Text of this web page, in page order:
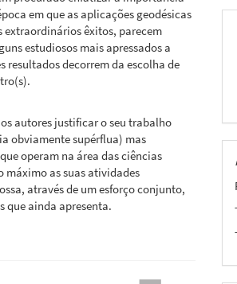
em que as aplicações geodésicas
extraordinários êxitos, parecem
estudiosos mais apressados a
resultados decorrem da escolha de
autores justificar o seu trabalho
obviamente supérflua) mas
operam na área das ciências
máximo as suas atividades
através de um esforço conjunto,
que ainda apresenta.